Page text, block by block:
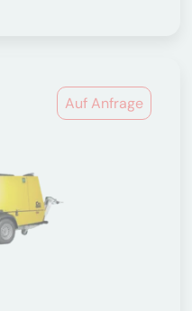
Auf Anfrage